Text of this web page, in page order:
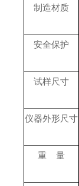
制造材质
安全保护
试样尺寸
仪器外形尺寸
重 量